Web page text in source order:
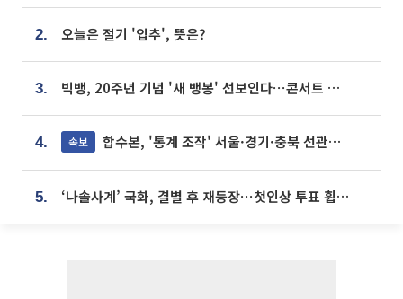
2. 오늘은 절기 '입추', 뜻은?
3. 빅뱅, 20주년 기념 '새 뱅봉' 선보인다⋯콘서트 앞두고 팝업 개최
4. 속보 합수본, '통계 조작' 서울·경기·충북 선관위 등 추가 압수수색
5. ‘나솔사계’ 국화, 결별 후 재등장⋯첫인상 투표 휩쓸고 ‘인기녀’ 등극